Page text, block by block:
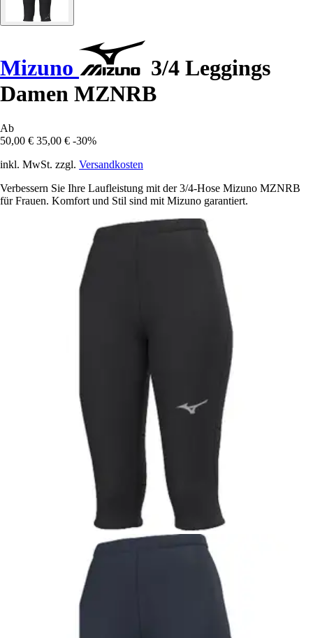
Mizuno
3/4 Leggings
Damen MZNRB
Ab
50,00 € 35,00 € -30%
inkl. MwSt. zzgl. Versandkosten
Verbessern Sie Ihre Laufleistung mit der 3/4-Hose Mizuno MZNRB
für Frauen. Komfort und Stil sind mit Mizuno garantiert.